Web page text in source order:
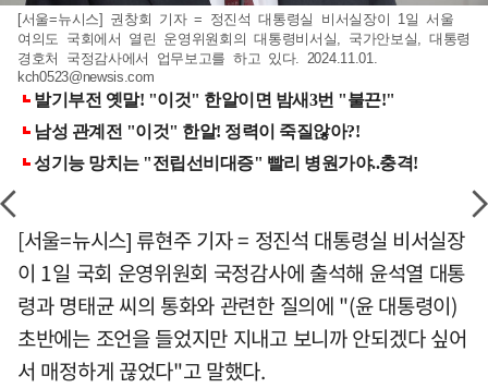
[서울=뉴시스] 권창회 기자 = 정진석 대통령실 비서실장이 1일 서울
여의도 국회에서 열린 운영위원회의 대통령비서실, 국가안보실, 대통령
경호처 국정감사에서 업무보고를 하고 있다. 2024.11.01.
kch0523@newsis.com
[서울=뉴시스] 류현주 기자 = 정진석 대통령실 비서실장
이 1일 국회 운영위원회 국정감사에 출석해 윤석열 대통
령과 명태균 씨의 통화와 관련한 질의에 "(윤 대통령이)
초반에는 조언을 들었지만 지내고 보니까 안되겠다 싶어
서 매정하게 끊었다"고 말했다.